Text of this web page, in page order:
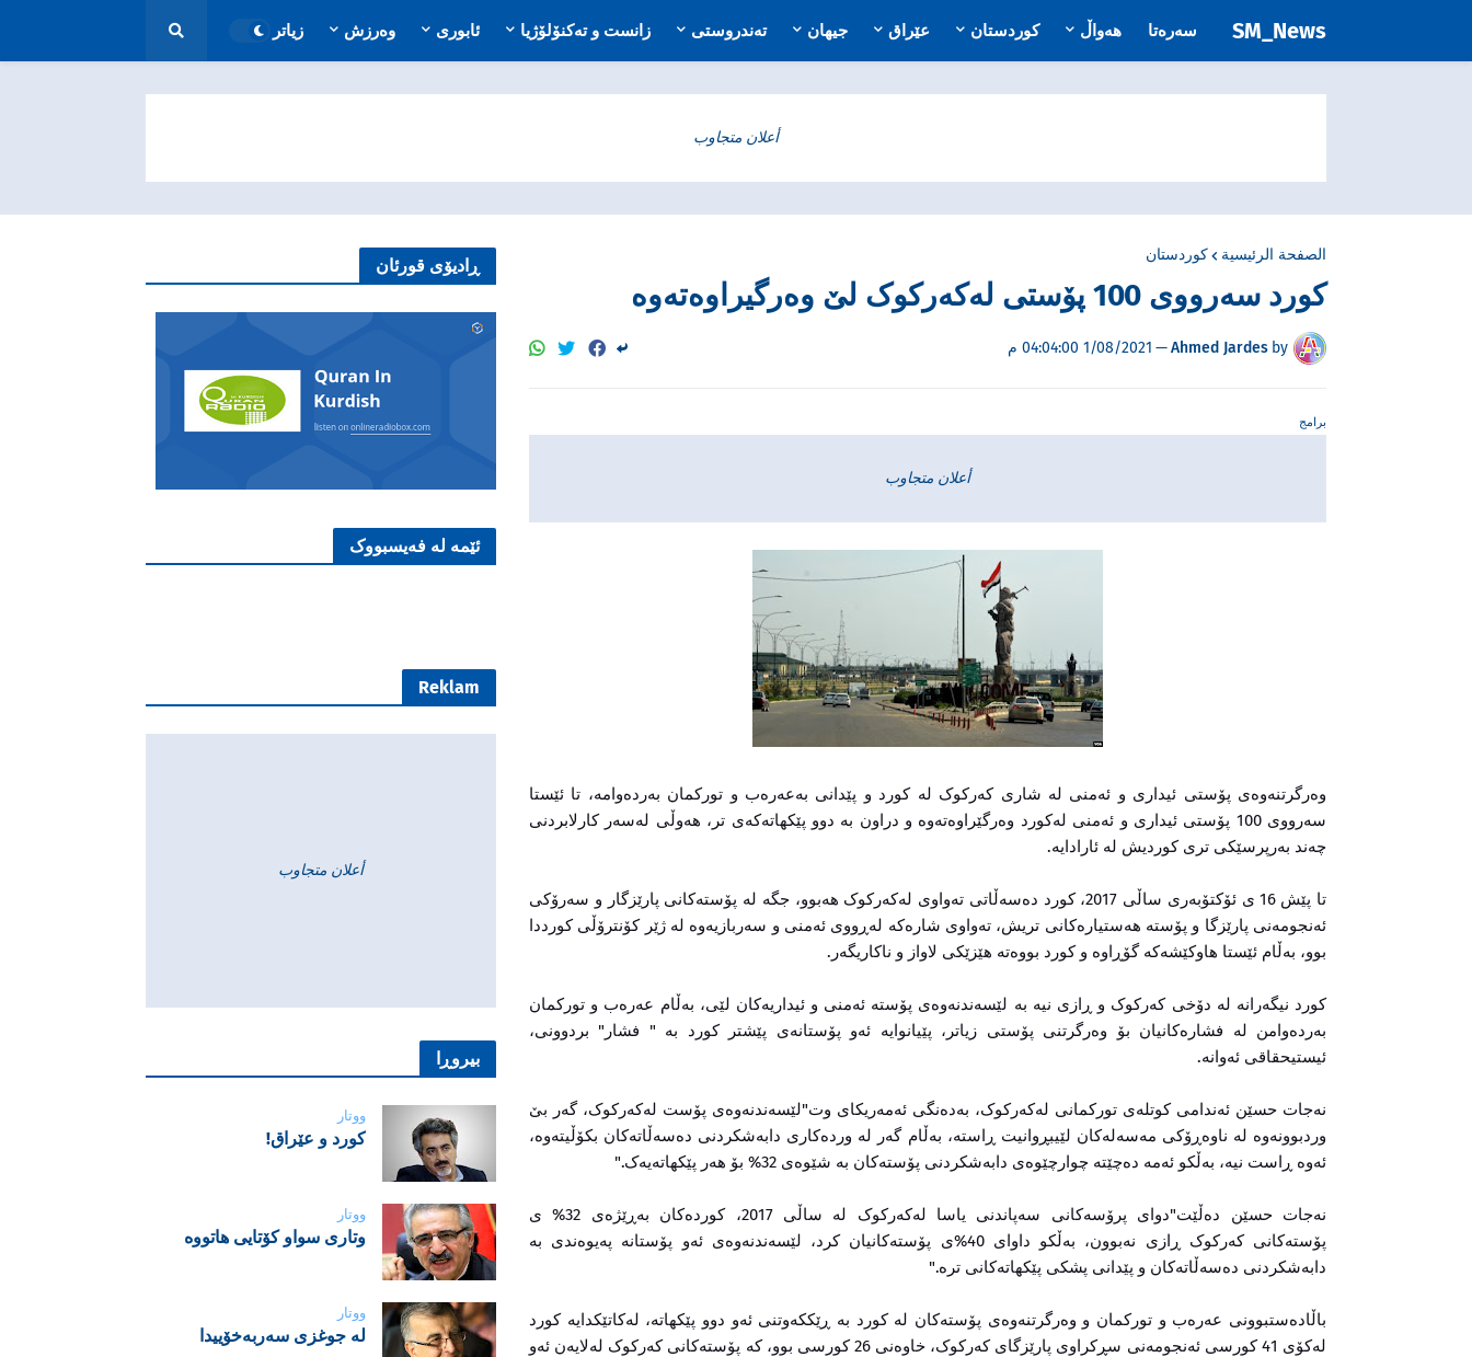
SM_News سەرەتا هەواڵ کوردستان عێراق جیهان تەندروستی زانست و تەکنۆلۆژیا ئابوری وەرزش زیاتر
أعلان متجاوب
الصفحة الرئيسية کوردستان
کورد سەرووی 100 پۆستی لەکەرکوک لێ وەرگیراوەتەوە
by
Ahmed Jardes
— 1/08/2021 04:04:00 م
برامج
أعلان متجاوب
وەرگرتنەوەی پۆستی ئیداری و ئەمنی لە شاری کەرکوک لە کورد و پێدانی بەعەرەب و تورکمان بەردەوامە، تا ئێستا
سەرووی 100 پۆستی ئیداری و ئەمنی لەکورد وەرگێراوەتەوە و دراون بە دوو پێکهاتەکەی تر، هەوڵی لەسەر کارلابردنی
چەند بەرپرسێکی تری کوردیش لە ئارادایە.
تا پێش 16 ی ئۆکتۆبەری ساڵی 2017، کورد دەسەڵاتی تەواوی لەکەرکوک هەبوو، جگە لە پۆستەکانی پارێزگار و سەرۆکی
ئەنجومەنی پارێزگا و پۆستە هەستیارەکانی تریش، تەواوی شارەکە لەڕووی ئەمنی و سەربازیەوە لە ژێر کۆنترۆڵی کورددا
بوو، بەڵام ئێستا هاوکێشەکە گۆڕاوە و کورد بووەتە هێزێکی لاواز و ناکاریگەر.
کورد نیگەرانە لە دۆخی کەرکوک و ڕازی نیە بە لێسەندنەوەی پۆستە ئەمنی و ئیداریەکان لێی، بەڵام عەرەب و تورکمان
بەردەوامن لە فشارەکانیان بۆ وەرگرتنی پۆستی زیاتر، پێیانوایە ئەو پۆستانەی پێشتر کورد بە " فشار" بردوونی،
ئیستیحقاقی ئەوانە.
نەجات حسێن ئەندامی کوتلەی تورکمانی لەکەرکوک، بەدەنگی ئەمەریکای وت"لێسەندنەوەی پۆست لەکەرکوک، گەر بێ
وردبوونەوە لە ناوەڕۆکی مەسەلەکان لێیبڕوانیت ڕاستە، بەڵام گەر لە وردەکاری دابەشکردنی دەسەڵاتەکان بکۆڵیتەوە،
ئەوە ڕاست نیە، بەڵکو ئەمە دەچێتە چوارچێوەی دابەشکردنی پۆستەکان بە شێوەی 32% بۆ هەر پێکهاتەیەک."
نەجات حسێن دەڵێت"دوای پرۆسەکانی سەپاندنی یاسا لەکەرکوک لە ساڵی 2017، کوردەکان بەڕێژەی 32% ی
پۆستەکانی کەرکوک ڕازی نەبوون، بەڵکو داوای 40%ی پۆستەکانیان کرد، لێسەندنەوەی ئەو پۆستانە پەیوەندی بە
دابەشکردنی دەسەڵاتەکان و پێدانی پشکی پێکهاتەکانی ترە."
باڵادەستبوونی عەرەب و تورکمان و وەرگرتنەوەی پۆستەکان لە کورد بە ڕێککەوتنی ئەو دوو پێکهاتە، لەکاتێکدایە کورد
لەکۆی 41 کورسی ئەنجومەنی سڕکراوی پارێزگای کەرکوک، خاوەنی 26 کورسی بوو، کە پۆستەکانی کەرکوک لەلایەن ئەو
ڕادیۆی قورئان
ئێمە لە فەیسبووک
Reklam
أعلان متجاوب
بیروڕا
ووتار
‌كورد و عێراق!
ووتار
‌وتاری سواو کۆتایی هاتووە
ووتار
لە جوغزی سەربەخۆییدا